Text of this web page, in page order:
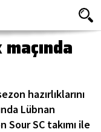
hazırlıklarını
Lübnan
SC takımı ile